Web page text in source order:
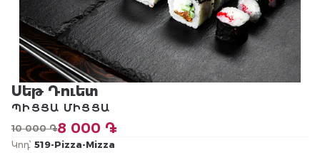
Սեթ Դուետ
10 000 ֏8 000 ֏
ՊԻՑՑԱ ՄԻՑՑԱ
Կոդ՝ 519-Pizza-Mizza